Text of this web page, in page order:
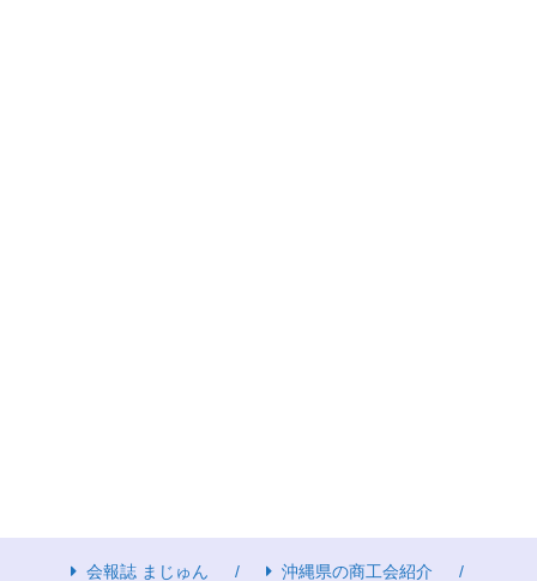
会報誌 まじゅん 沖縄県の商工会紹介